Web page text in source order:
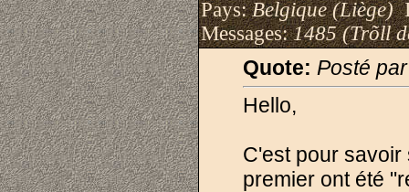
Pays:Belgique (Liège)
Messages:1485 (Trõll
Quote: Posté
Hello,
C'est pour
premier ont été